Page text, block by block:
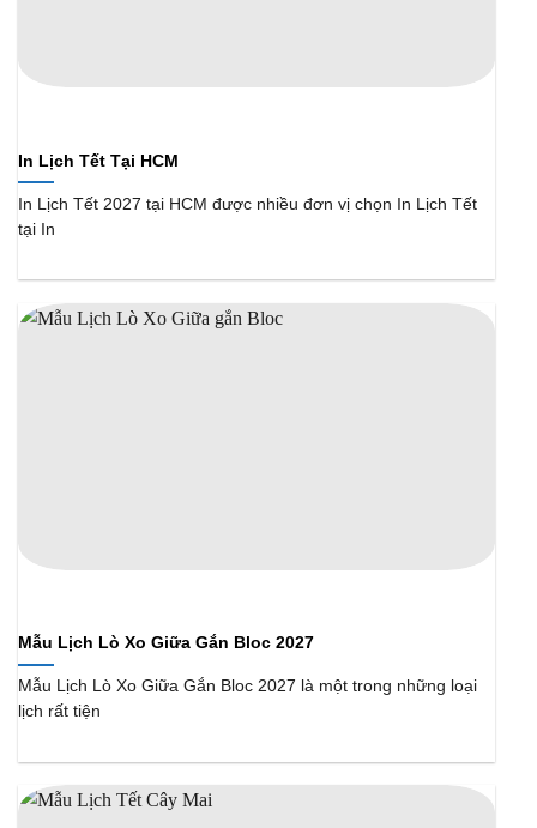
In Lịch Tết Tại HCM
In Lịch Tết 2027 tại HCM được nhiều đơn vị chọn In Lịch Tết
tại In
Mẫu Lịch Lò Xo Giữa Gắn Bloc 2027
Mẫu Lịch Lò Xo Giữa Gắn Bloc 2027 là một trong những loại
lịch rất tiện